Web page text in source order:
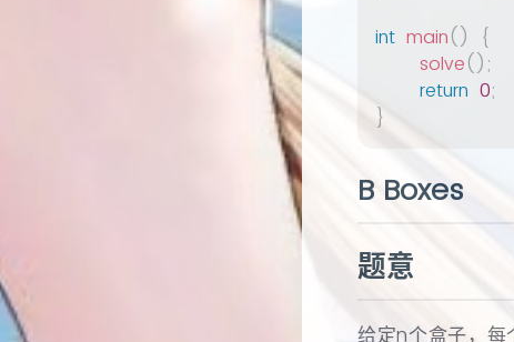
int main() {
solve();
return 0;
}
B Boxes
题意